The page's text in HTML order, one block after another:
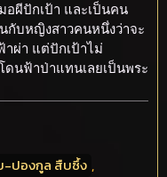
อผีปักเป้า และเป็นคน
กับหญิงสาวคนหนึ่งว่าจะ
าผ่า แต่ปักเป้าไม่
นฟ้าป่าแทนเลยเป็นพระ
ปองกูล สืบซึ้ง ,